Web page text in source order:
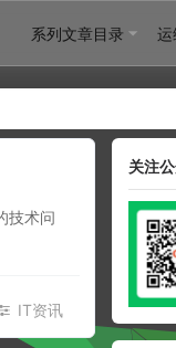
系列文章目录 运
技术问
IT资讯
关注